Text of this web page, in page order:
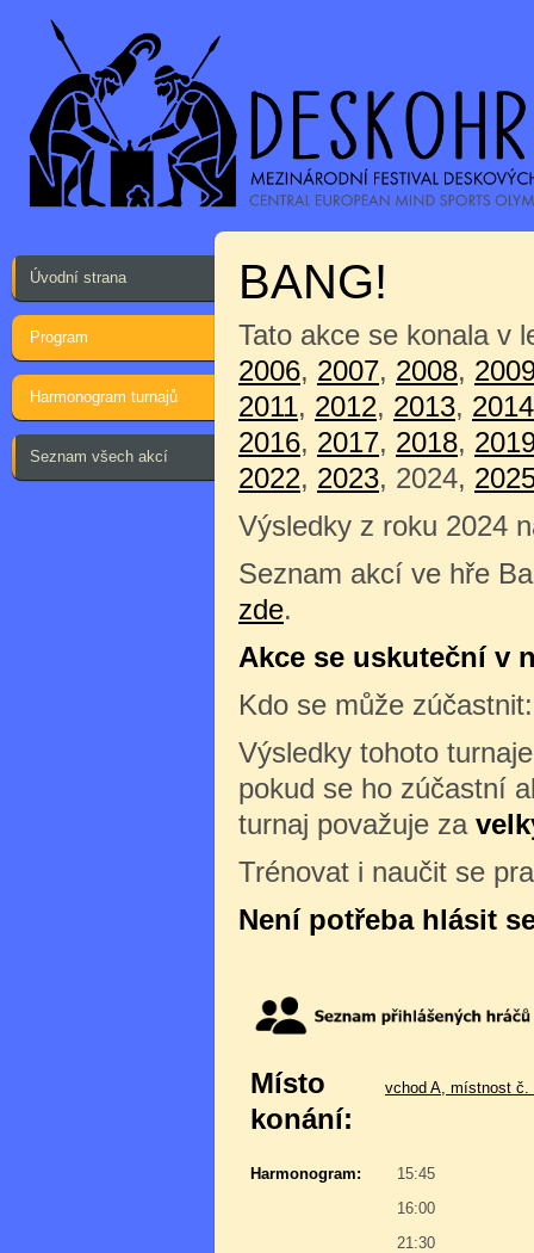
Úvodní strana
Program
Harmonogram turnajů
Seznam všech akcí
BANG!
Tato akce se konala v
2006, 2007, 2008,
2011, 2012, 2013, 2014
2016, 2017, 2018,
2022, 2023, 2024,
Výsledky z roku 2024
Seznam akcí ve hře
zde.
Akce se uskuteční v
Kdo se může
Výsledky tohoto
pokud se ho zúčastní
turnaj považuje za
Trénovat i naučit se
Není potřeba hlásit
Místo
konání:
vchod A, místnost č.
Harmonogram:
15:45
16:00
21:30